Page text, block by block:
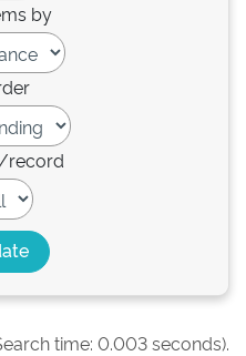
by
record
time: 0.003 seconds).